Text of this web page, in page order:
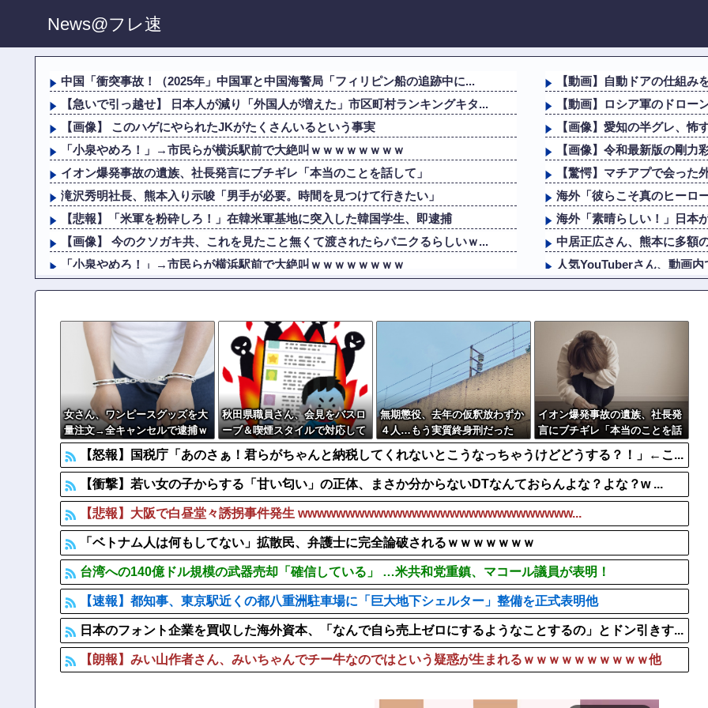
News@フレ速
中国「衝突事故！（2025年」中国軍と中国海警局「フィリピン船の追跡中に...
【急いで引っ越せ】 日本人が減り「外国人が増えた」市区町村ランキングキタ...
【画像】 このハゲにやられたJKがたくさんいるという事実
「小泉やめろ！」→市民らが横浜駅前で大絶叫ｗｗｗｗｗｗｗｗ
イオン爆発事故の遺族、社長発言にブチギレ「本当のことを話して」
滝沢秀明社長、熊本入り示唆「男手が必要。時間を見つけて行きたい」
【悲報】「米軍を粉砕しろ！」在韓米軍基地に突入した韓国学生、即逮捕
【画像】 今のクソガキ共、これを見たこと無くて渡されたらパニクるらしいｗ...
「小泉やめろ！」→市民らが横浜駅前で大絶叫ｗｗｗｗｗｗｗｗ
イオン爆発事故の遺族、社長発言にブチギレ「本当のことを話して」
ショートスリーパー堀大輔、高須幹弥にブチギレ
【ヤバい】100件以上の窃盗をしたトルコ国籍の男3人を逮捕 #移民 #...
日本の神社仏閣が22日に１回燃えてる。
公園を不法占拠をして騒音を撒き散らした反対派を警察が撤去しました！
【動画】自動ドアの仕組み
【動画】ロシア軍のドロー
【画像】愛知の半グレ、
【画像】令和最新版の剛
【驚愕】マチアプで会っ
海外「彼らこそ真のヒーロ
海外「素晴らしい！」日本
中居正広さん、熊本に多額
人気YouTuberさん、動画
外国人「中華料理と日本食
【ﾒﾛﾒﾛ】杉山結菜ちゃんと
【GIF】熟女アナ・有働由
【画像】福原遥さん、意外
【悲報】タクシー運転手、
女さん、ワンピースグッズを大
量注文→全キャンセルで逮捕ｗ
ｗｗ
秋田県職員さん、会見をバスロ
ーブ＆喫煙スタイルで対応して
しまい大炎上ｗ
無期懲役、去年の仮釈放わずか
４人…もう実質終身刑だった
イオン爆発事故の遺族、社長発
言にブチギレ「本当のことを話
して」
【怒報】国税庁「あのさぁ！君らがちゃんと納税してくれないとこうなっちゃうけどどうする？！」←こ...
【衝撃】若い女の子からする「甘い匂い」の正体、まさか分からないDTなんておらんよな？よな？w ...
【悲報】大阪で白昼堂々誘拐事件発生 wwwwwwwwwwwwwwwwwwwwwwwwwwwww...
「ベトナム人は何もしてない」拡散民、弁護士に完全論破されるｗｗｗｗｗｗｗ
台湾への140億ドル規模の武器売却「確信している」 …米共和党重鎮、マコール議員が表明！
【速報】都知事、東京駅近くの都八重洲駐車場に「巨大地下シェルター」整備を正式表明他
日本のフォント企業を買収した海外資本、「なんで自ら売上ゼロにするようなことするの」とドン引きす...
【朗報】みい山作者さん、みいちゃんでチー牛なのではという疑惑が生まれるｗｗｗｗｗｗｗｗｗｗ他